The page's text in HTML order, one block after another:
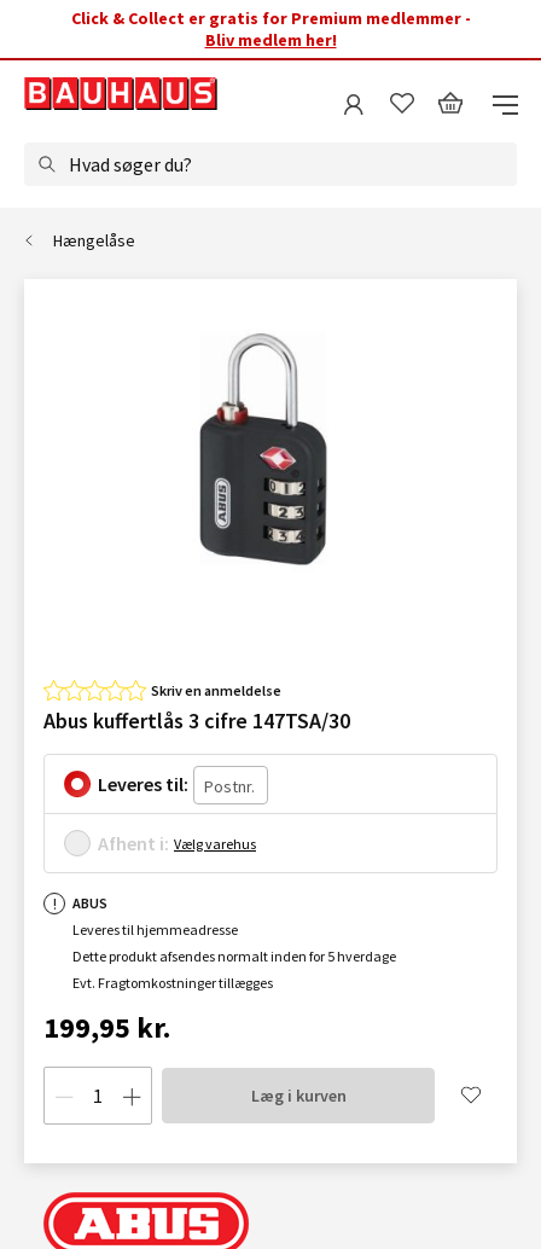
Click & Collect er gratis for Premium medlemmer -
Bliv medlem her!
Hvad søger du?
Hængelåse
Skriv en anmeldelse
Abus kuffertlås 3 cifre 147TSA/30
Leveres til:
Afhent i: Vælg varehus
ABUS
Leveres til hjemmeadresse
Dette produkt afsendes normalt inden for 5 hverdage
Evt. Fragtomkostninger tillægges
199,95 kr.
Læg i kurven